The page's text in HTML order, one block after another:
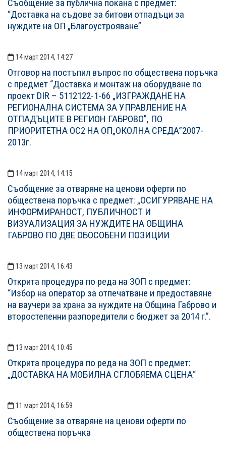
Съобщение за публична покана с предмет:
“Доставка на съдове за битови отпадъци за
нуждите на ОП „Благоустрояване”
14 март 2014, 14:27
Отговор на постъпил въпрос по обществена поръчка
с предмет “Доставка и монтаж на оборудване по
проект DIR – 5112122-1-66 „ИЗГРАЖДАНЕ НА
РЕГИОНАЛНА СИСТЕМА ЗА УПРАВЛЕНИЕ НА
ОТПАДЪЦИТЕ В РЕГИОН ГАБРОВО”, ПО
ПРИОРИТЕТНА ОС2 НА ОП„ОКОЛНА СРЕДА”2007-
2013г.
14 март 2014, 14:15
Съобщение за отваряне на ценови оферти по
обществена поръчка с предмет: „ОСИГУРЯВАНЕ НА
ИНФОРМИРАНОСТ, ПУБЛИЧНОСТ И
ВИЗУАЛИЗАЦИЯ ЗА НУЖДИТЕ НА ОБЩИНА
ГАБРОВО ПО ДВЕ ОБОСОБЕНИ ПОЗИЦИИ
13 март 2014, 16:43
Открита процедура по реда на ЗОП с предмет:
“Избор на оператор за отпечатване и предоставяне
на ваучери за храна за нуждите на Община Габрово и
второстепенни разпоредители с бюджет за 2014 г.”.
13 март 2014, 10:45
Открита процедура по реда на ЗОП с предмет:
„ДОСТАВКА НА МОБИЛНА СГЛОБЯЕМА СЦЕНА“
11 март 2014, 16:59
Съобщение за отваряне на ценови оферти по
обществена поръчка